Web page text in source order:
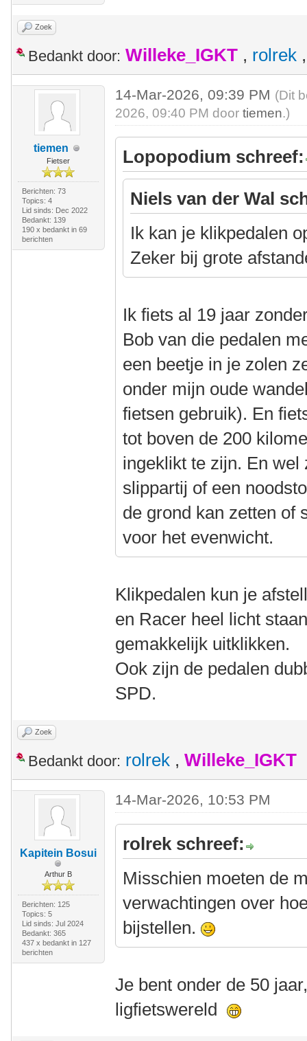
Zoek
Bedankt door: Willeke_IGKT , rolrek
tiemen
Fietser
Berichten: 73
Topics: 4
Lid sinds: Dec 2022
Bedankt: 139
190 x bedankt in 69
berichten
14-Mar-2026, 09:39 PM (Dit
2026, 09:40 PM doortiemen.)
Lopopodium schreef:
Niels van der Wal
Ik kan je klikpedalen
Zeker bij grote
Ik fiets al 19 jaar
Bob van die pedalen
een beetje in je zolen
onder mijn oude
fietsen gebruik). En
tot boven de 200
ingeklikt te zijn. En
slippartij of een
de grond kan zetten of
voor het evenwicht.
Klikpedalen kun je
en Racer heel licht
gemakkelijk uitklikken.
Ook zijn de pedalen
SPD.
Zoek
Bedankt door: rolrek , Willeke_IGKT
Kapitein Bosui
Arthur B
Berichten: 125
Topics: 5
Lid sinds: Jul 2024
Bedankt: 365
437 x bedankt in 127
berichten
14-Mar-2026, 10:53 PM
rolrek schreef:
Misschien moeten de
verwachtingen over
bijstellen.
Je bent onder de 50
ligfietswereld